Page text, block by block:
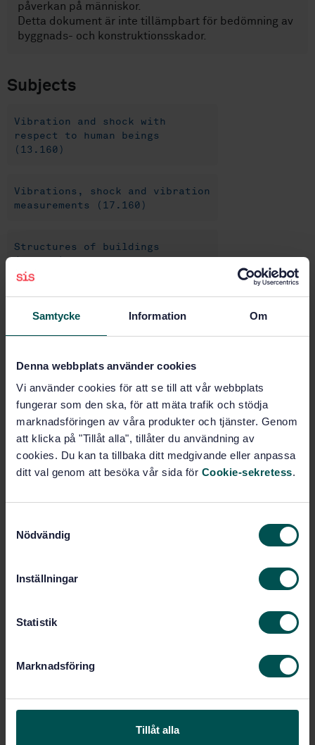
Samtycke Information Om
Denna webbplats använder cookies
Vi använder cookies för att se till att vår webbplats
fungerar som den ska, för att mäta trafik och stödja
marknadsföringen av våra produkter och tjänster. Genom
att klicka på "Tillåt alla", tillåter du användning av
cookies. Du kan ta tillbaka ditt medgivande eller anpassa
ditt val genom att besöka vår sida för Cookie-sekretess.
Nödvändig
Inställningar
Statistik
Marknadsföring
Tillåt alla
påverkan på människor.
Detta dokument är inte tillämpbart för bedömning av
byggnads- och konstruktionsskador.
Subjects
Vibration and shock with
respect to human beings
(13.160)
Vibrations, shock and vibration
measurements (17.160)
Structures of buildings
(91.080)
Buy this standard
SWEDISH STANDARD· SS 4604861:2022
Vibration and shock – Measurement and guidance for
assessment of comfort in buildings
Subscribe on standards - Read more
Price: 1 097 SEK
PDF
Show more
Product information
International title:
Edition:2
1/11/2022